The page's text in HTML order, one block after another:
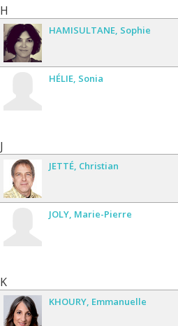
H
HAMISULTANE Sophie
HÉLIE Sonia
J
JETTÉ Christian
JOLY Marie-Pierre
K
KHOURY Emmanuelle